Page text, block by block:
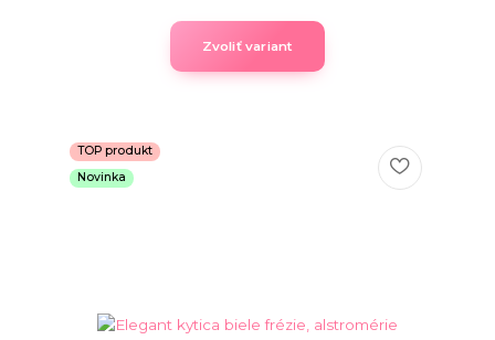
Zvoliť variant
TOP produkt
Novinka